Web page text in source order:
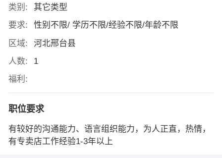
类别:
其它类型
要求:
性别不限/ 学历不限/经验不限/年龄不限
区域:
河北邢台县
人数:
1
福利:
职位要求
有较好的沟通能力、语言组织能力，为人正直，热情，
有专卖店工作经验1-3年以上